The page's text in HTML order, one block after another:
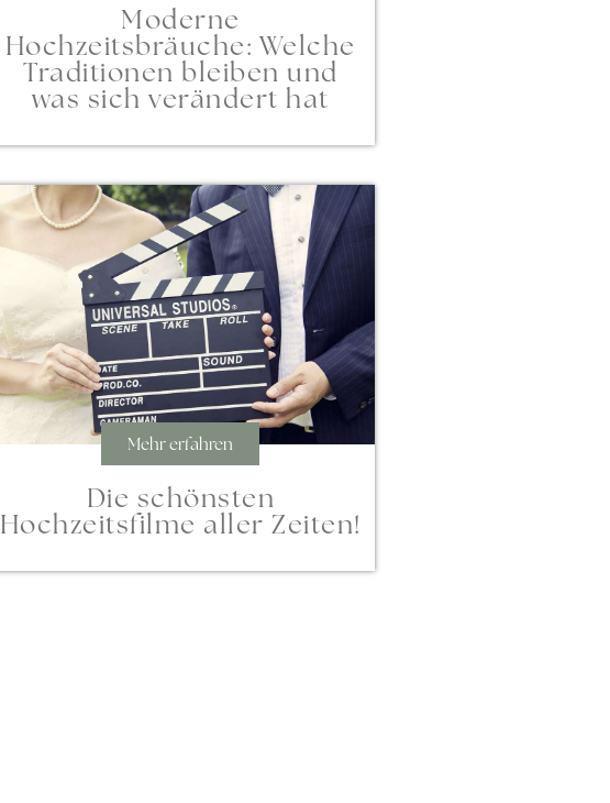
Moderne
Hochzeitsbräuche: Welche
Traditionen bleiben und
was sich verändert hat
Mehr erfahren
Die schönsten
Hochzeitsfilme aller Zeiten!